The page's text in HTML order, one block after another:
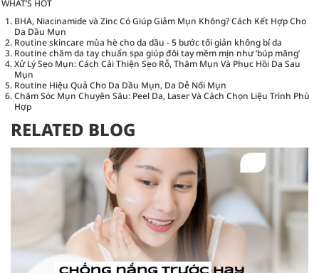
WHAT’S HOT
BHA, Niacinamide và Zinc Có Giúp Giảm Mụn Không? Cách Kết Hợp Cho
Da Dầu Mụn
Routine skincare mùa hè cho da dầu - 5 bước tối giản không bí da
Routine chăm da tay chuẩn spa giúp đôi tay mềm mịn như ‘búp măng’
Xử Lý Sẹo Mụn: Cách Cải Thiện Sẹo Rỗ, Thâm Mụn Và Phục Hồi Da Sau
Mụn
Routine Hiệu Quả Cho Da Dầu Mụn, Da Dễ Nổi Mụn
Chăm Sóc Mụn Chuyên Sâu: Peel Da, Laser Và Cách Chọn Liệu Trình Phù
Hợp
RELATED BLOG